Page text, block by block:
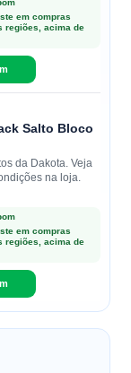
em compras
regiões, acima de
Salto Bloco
da Dakota. Veja
na loja.
em compras
regiões, acima de